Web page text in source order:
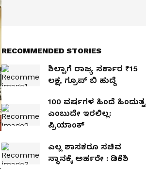
RECOMMENDED STORIES
ಶಿಲ್ಪಾಗೆ ರಾಜ್ಯ ಸರ್ಕಾರ ₹15
ಲಕ್ಷ, ಗ್ರೂಪ್‌ ಬಿ ಹುದ್ದೆ
100 ವರ್ಷಗಳ ಹಿಂದೆ ಹಿಂದುತ್ವ
ಎಂಬುದೇ ಇರಲಿಲ್ಲ:
ಪ್ರಿಯಾಂಕ್‌
ಎಲ್ಲ ಶಾಸಕರೂ ಸಚಿವ
ಸ್ಥಾನಕ್ಕೆ ಅರ್ಹರೇ : ಡಿಕೆಶಿ